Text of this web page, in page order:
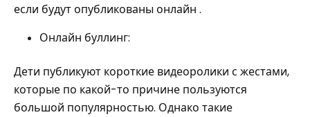
если будут опубликованы онлайн .
Онлайн буллинг:
Дети публикуют короткие видеоролики с жестами,
которые по какой-то причине пользуются
большой популярностью. Однако такие